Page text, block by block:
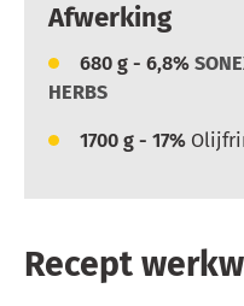
Afwerking
680 g - 6,8%
HERBS
1700 g - 17%
Recept